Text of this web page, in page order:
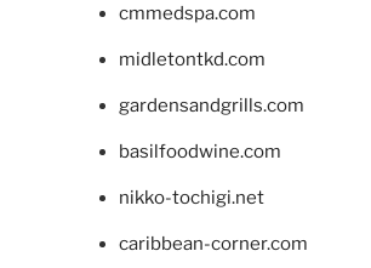
cmmedspa.com
midletontkd.com
gardensandgrills.com
basilfoodwine.com
nikko-tochigi.net
caribbean-corner.com